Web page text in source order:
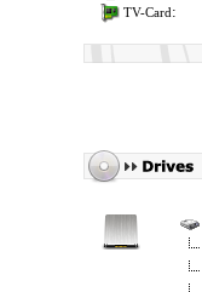
TV-Card: